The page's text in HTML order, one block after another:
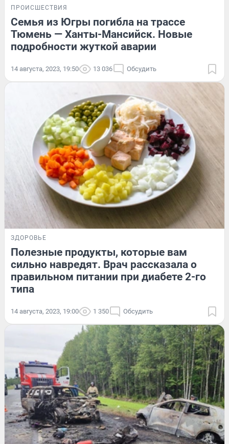
ПРОИСШЕСТВИЯ
Семья из Югры погибла на трассе
Тюмень — Ханты-Мансийск. Новые
подробности жуткой аварии
14 августа, 2023, 19:50 13 036 Обсудить
ЗДОРОВЬЕ
Полезные продукты, которые вам
сильно навредят. Врач рассказала о
правильном питании при диабете 2-го
типа
14 августа, 2023, 19:00 1 350 Обсудить